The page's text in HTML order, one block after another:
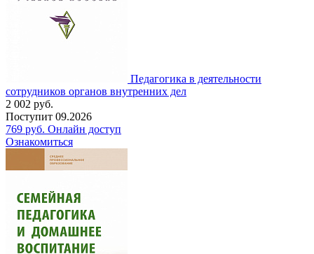
Педагогика в деятельности
сотрудников органов внутренних дел
2 002 руб.
Поступит 09.2026
769 руб. Онлайн доступ
Ознакомиться